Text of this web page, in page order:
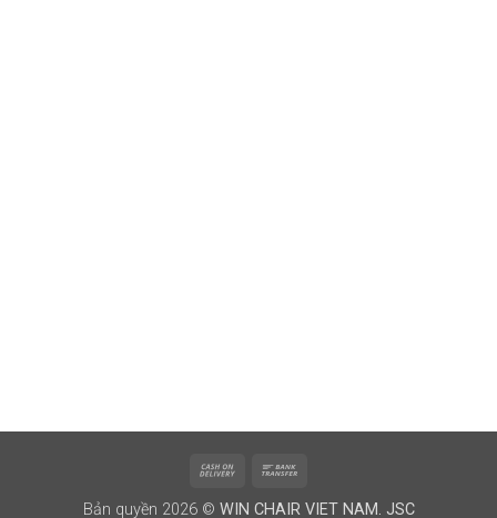
Cash
Bản quyền 2026 © WIN CHAIR VIET NAM. JSC